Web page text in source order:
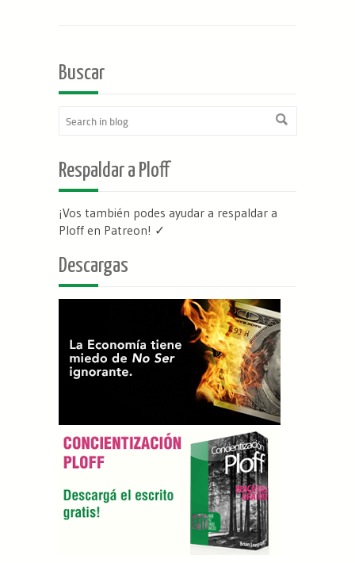
Buscar
Respaldar a Ploff
¡Vos también podes ayudar a respaldar a
Ploff en Patreon! ✓
Descargas